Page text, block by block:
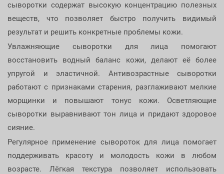
сыворотки содержат высокую концентрацию полезных
веществ, что позволяет быстро получить видимый
результат и решить конкретные проблемы кожи.
Увлажняющие сыворотки для лица помогают
восстановить водный баланс кожи, делают её более
упругой и эластичной. Антивозрастные сыворотки
работают с признаками старения, разглаживают мелкие
морщинки и повышают тонус кожи. Осветляющие
сыворотки выравнивают тон лица и придают здоровое
сияние.
Регулярное применение сывороток для лица помогает
поддерживать красоту и молодость кожи в любом
возрасте. Лёгкая текстура позволяет использовать